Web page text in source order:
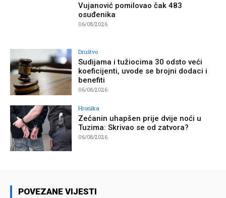
Vujanović pomilovao čak 483
osuđenika
06/08/2026
Društvo
Sudijama i tužiocima 30 odsto veći
koeficijenti, uvode se brojni dodaci i
benefiti
06/08/2026
Hronika
Zećanin uhapšen prije dvije noći u
Tuzima: Skrivao se od zatvora?
06/08/2026
POVEZANE VIJESTI